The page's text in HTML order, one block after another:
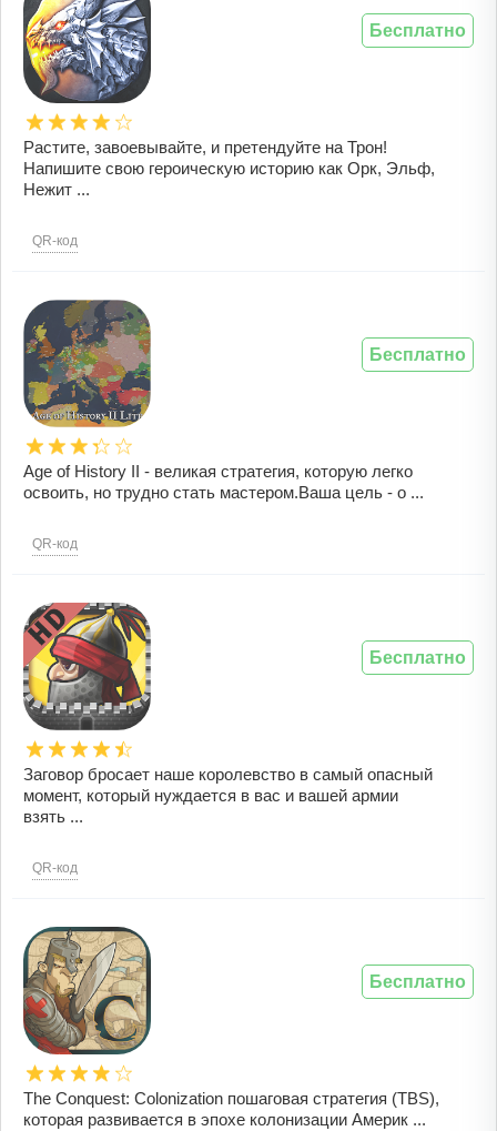
Растите, завоевывайте, и претендуйте на Трон!
Напишите свою героическую историю как Орк, Эльф,
Нежит ...
QR-код
Бесплатно
Age of History II - великая стратегия, которую легко
освоить, но трудно стать мастером.Ваша цель - о ...
QR-код
Бесплатно
Заговор бросает наше королевство в самый опасный
момент, который нуждается в вас и вашей армии
взять ...
QR-код
Бесплатно
The Conquest: Colonization пошаговая стратегия (TBS),
которая развивается в эпохе колонизации Америк ...
Бесплатно